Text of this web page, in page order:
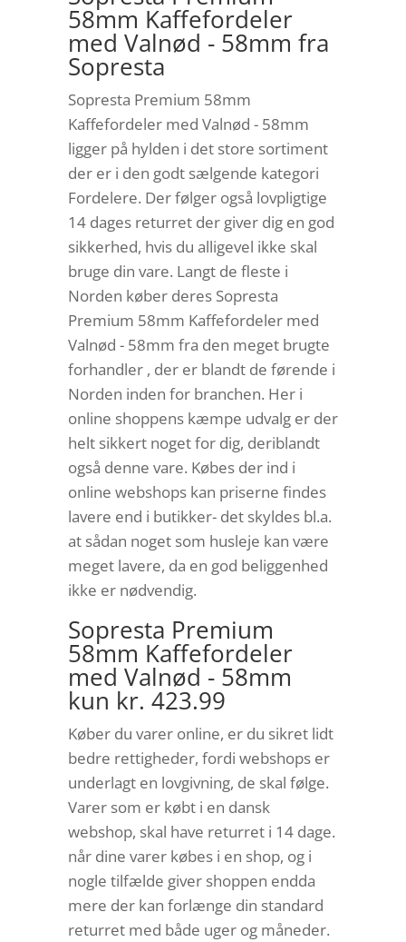
58mm Kaffefordeler
med Valnød - 58mm fra
Sopresta
Sopresta Premium 58mm
Kaffefordeler med Valnød - 58mm
ligger på hylden i det store sortiment
der er i den godt sælgende kategori
Fordelere. Der følger også lovpligtige
14 dages returret der giver dig en god
sikkerhed, hvis du alligevel ikke skal
bruge din vare. Langt de fleste i
Norden køber deres Sopresta
Premium 58mm Kaffefordeler med
Valnød - 58mm fra den meget brugte
forhandler , der er blandt de førende i
Norden inden for branchen. Her i
online shoppens kæmpe udvalg er der
helt sikkert noget for dig, deriblandt
også denne vare. Købes der ind i
online webshops kan priserne findes
lavere end i butikker- det skyldes bl.a.
at sådan noget som husleje kan være
meget lavere, da en god beliggenhed
ikke er nødvendig.
Sopresta Premium
58mm Kaffefordeler
med Valnød - 58mm
kun kr. 423.99
Køber du varer online, er du sikret lidt
bedre rettigheder, fordi webshops er
underlagt en lovgivning, de skal følge.
Varer som er købt i en dansk
webshop, skal have returret i 14 dage.
når dine varer købes i en shop, og i
nogle tilfælde giver shoppen endda
mere der kan forlænge din standard
returret med både uger og måneder.